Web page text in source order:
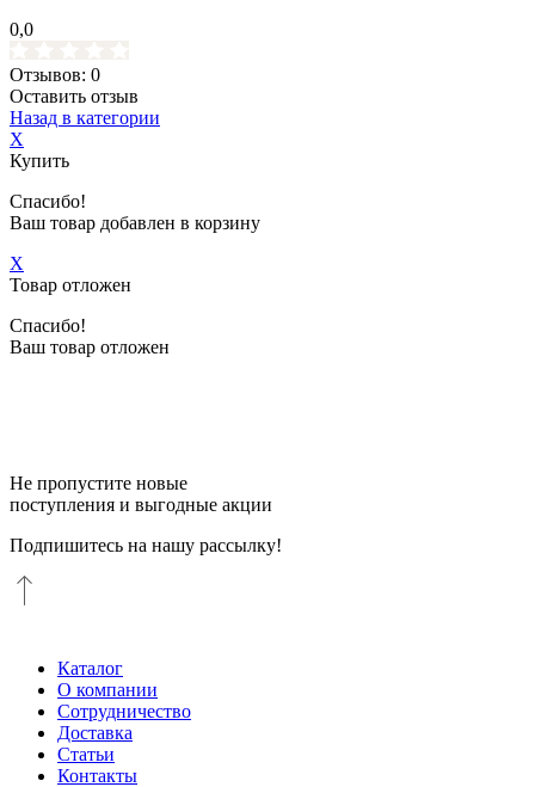
0,0
Отзывов: 0
Оставить отзыв
Назад в категории
X
Купить
Спасибо!
Ваш товар добавлен в корзину
X
Товар отложен
Спасибо!
Ваш товар отложен
Не пропустите новые
поступления и выгодные акции
Подпишитесь на нашу рассылку!
Каталог
О компании
Сотрудничество
Доставка
Статьи
Контакты